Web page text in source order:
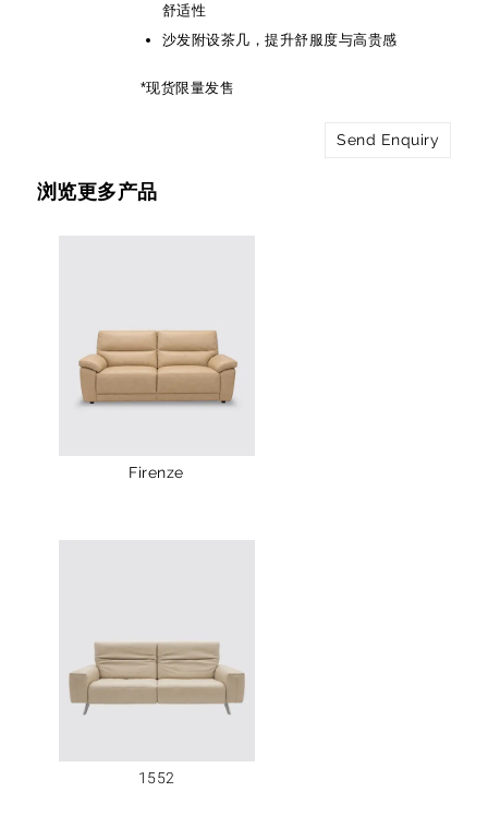
舒适性
沙发附设茶几，提升舒服度与高贵感
*现货限量发售
Send Enquiry
浏览更多产品
Firenze
1552